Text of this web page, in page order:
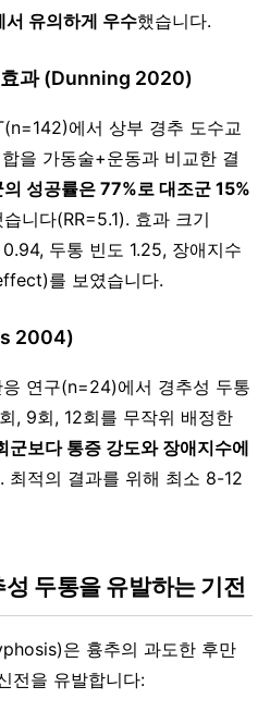
유의하게 우수했습니다.
과 (Dunning 2020)
에서 상부 경추 도수교
을 가동술+운동과 비교한 결
성공률은 77%로 대조군 15%
습니다(RR=5.1). 효과 크기
두통 빈도 1.25, 장애지수
를 보였습니다.
2004)
연구(n=24)에서 경추성 두통
, 9회, 12회를 무작위 배정한
보다 통증 강도와 장애지수에
최적의 결과를 위해 최소 8-12
두통을 유발하는 기전
은 흉추의 과도한 후만
전을 유발합니다: